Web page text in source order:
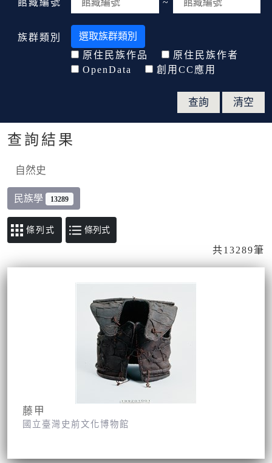
族群類別
選取族群類別
原住民族作品
原住民族作者
OpenData
創用CC應用
查詢結果
自然史
民族學 13289
條列式
共13289筆
藤甲
國立臺灣史前文化博物館